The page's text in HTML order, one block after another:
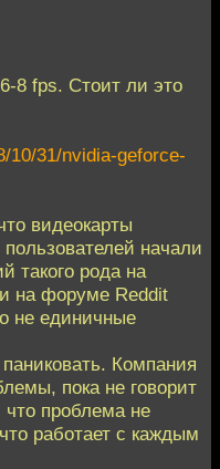
8 fps. Стоит ли это
10/31/nvidia-geforce-
видеокарты
начали
такого рода на
на форуме Reddit
не единичные
Компания
пока не говорит
что проблема не
работает с каждым